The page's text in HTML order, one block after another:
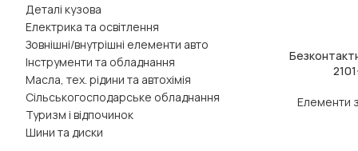
Деталі кузова
Електрика та освітлення
Зовнішні/внутрішні елементи авто
Інструменти та обладнання
Масла, тех. рідини та автохімія
Сільськогосподарське обладнання
Туризм і відпочинок
Шини та диски
ЧИТАТИ ДАЛІ
Елементи